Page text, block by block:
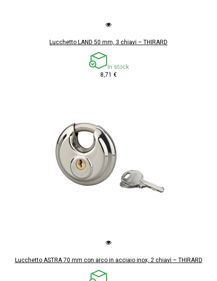
Lucchetto LAND 50 mm, 3 chiavi – THIRARD
In stock
8,71 €
Lucchetto ASTRA 70 mm con arco in acciaio inox, 2 chiavi – THIRARD